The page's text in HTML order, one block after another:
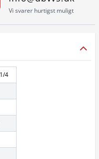
Vi svarer hurtigst muligt
4